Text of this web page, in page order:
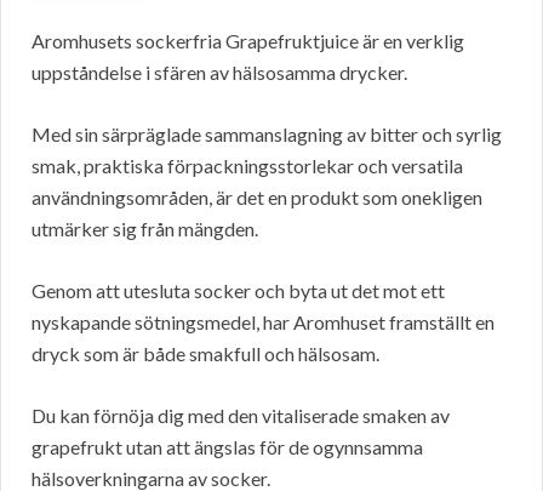
Aromhusets sockerfria Grapefruktjuice är en verklig
uppståndelse i sfären av hälsosamma drycker.
Med sin särpräglade sammanslagning av bitter och syrlig
smak, praktiska förpackningsstorlekar och versatila
användningsområden, är det en produkt som onekligen
utmärker sig från mängden.
Genom att utesluta socker och byta ut det mot ett
nyskapande sötningsmedel, har Aromhuset framställt en
dryck som är både smakfull och hälsosam.
Du kan förnöja dig med den vitaliserade smaken av
grapefrukt utan att ängslas för de ogynnsamma
hälsoverkningarna av socker.